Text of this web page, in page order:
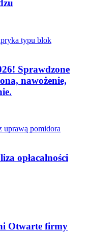
Sprawdzone
nawożenie,
opłacalności
Otwarte firmy